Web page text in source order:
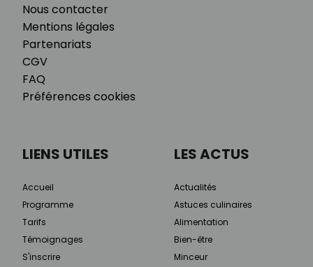
Nous contacter
Mentions légales
Partenariats
CGV
FAQ
Préférences cookies
LIENS UTILES
Accueil
Programme
Tarifs
Témoignages
S'inscrire
LES ACTUS
Actualités
Astuces culinaires
Alimentation
Bien-être
Minceur